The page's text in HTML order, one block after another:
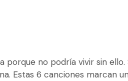
porque no podría vivir sin
Estas 6 canciones marcan